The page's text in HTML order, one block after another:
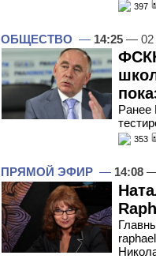
397
ОБЩЕСТВО — 14:25 — 02
Ранее
353
ПРЯМОЙ ЭФИР — 14:08 —